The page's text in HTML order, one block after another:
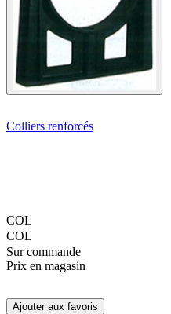
Colliers renforcés
COL
COL
Sur commande
Prix en magasin
Ajouter aux favoris